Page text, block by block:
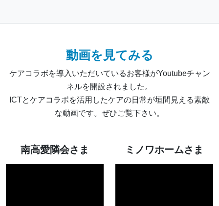
動画を見てみる
ケアコラボを導入いただいているお客様がYoutubeチャン
ネルを開設されました。
ICTとケアコラボを活用したケアの日常が垣間見える素敵
な動画です。ぜひご覧下さい。
南高愛隣会さま ミノワホームさま